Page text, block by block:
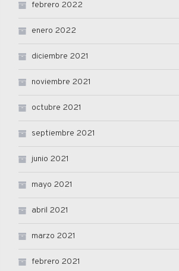
febrero 2022
enero 2022
diciembre 2021
noviembre 2021
octubre 2021
septiembre 2021
junio 2021
mayo 2021
abril 2021
marzo 2021
febrero 2021